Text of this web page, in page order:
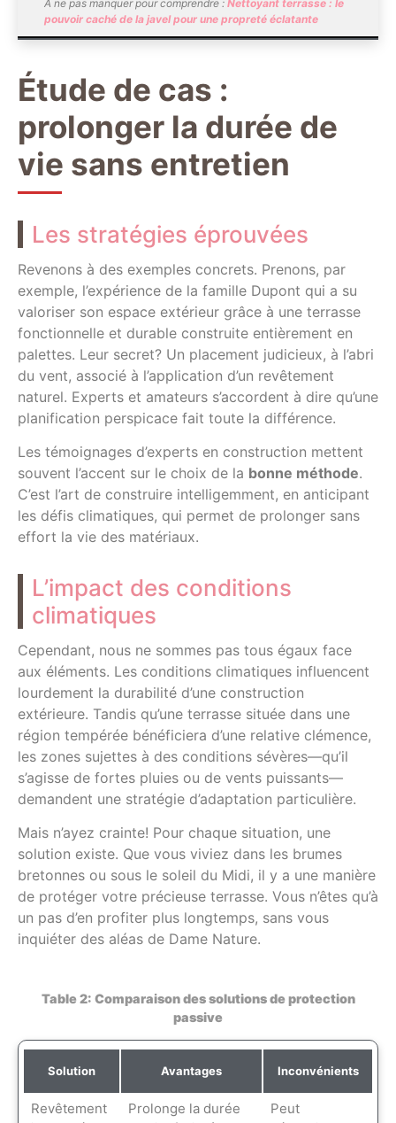
À ne pas manquer pour comprendre : Nettoyant terrasse : le
pouvoir caché de la javel pour une propreté éclatante
Étude de cas :
prolonger la durée de
vie sans entretien
Les stratégies éprouvées
Revenons à des exemples concrets. Prenons, par
exemple, l’expérience de la famille Dupont qui a su
valoriser son espace extérieur grâce à une terrasse
fonctionnelle et durable construite entièrement en
palettes. Leur secret? Un placement judicieux, à l’abri
du vent, associé à l’application d’un revêtement
naturel. Experts et amateurs s’accordent à dire qu’une
planification perspicace fait toute la différence.
Les témoignages d’experts en construction mettent
souvent l’accent sur le choix de la bonne méthode.
C’est l’art de construire intelligemment, en anticipant
les défis climatiques, qui permet de prolonger sans
effort la vie des matériaux.
L’impact des conditions
climatiques
Cependant, nous ne sommes pas tous égaux face
aux éléments. Les conditions climatiques influencent
lourdement la durabilité d’une construction
extérieure. Tandis qu’une terrasse située dans une
région tempérée bénéficiera d’une relative clémence,
les zones sujettes à des conditions sévères—qu’il
s’agisse de fortes pluies ou de vents puissants—
demandent une stratégie d’adaptation particulière.
Mais n’ayez crainte! Pour chaque situation, une
solution existe. Que vous viviez dans les brumes
bretonnes ou sous le soleil du Midi, il y a une manière
de protéger votre précieuse terrasse. Vous n’êtes qu’à
un pas d’en profiter plus longtemps, sans vous
inquiéter des aléas de Dame Nature.
Table 2: Comparaison des solutions de protection
passive
Solution Avantages Inconvénients
Revêtement
Prolonge la durée
Peut